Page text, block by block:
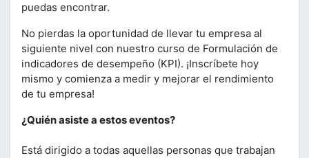
puedas encontrar.
No pierdas la oportunidad de llevar tu empresa al
siguiente nivel con nuestro curso de Formulación de
indicadores de desempeño (KPI). ¡Inscríbete hoy
mismo y comienza a medir y mejorar el rendimiento
de tu empresa!
¿Quién asiste a estos eventos?
Está dirigido a todas aquellas personas que trabajan